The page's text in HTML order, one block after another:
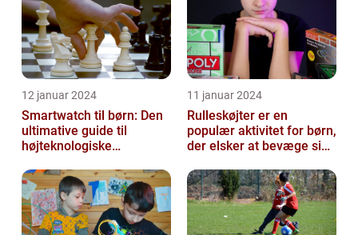
12 januar 2024
Smartwatch til børn: Den
ultimative guide til
højteknologiske
11 januar 2024
Rulleskøjter er en
populær aktivitet for børn,
der elsker at bevæge sig